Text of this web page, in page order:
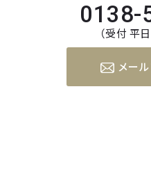
0138-
（受付 平
メー